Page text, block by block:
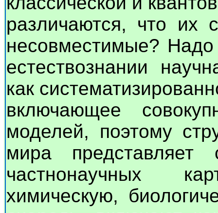
различаются, что их
несовместимые?
естествознании
как
включающее
моделей, поэтому
мира представляет
частнонаучных
химическую,